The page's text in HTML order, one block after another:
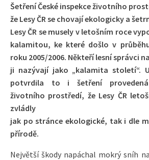
Šetření České inspekce životního
že Lesy ČR se chovají ekologicky a
Lesy ČR se musely v letošním roce
kalamitou, ke které došlo v
roku 2005/2006. Někteří lesní správci
ji nazývají jako „kalamita století“.
potvrdila to i šetření provedená
životního prostředí, že Lesy ČR
zvládly
jak po stránce ekologické, tak i dle
přírodě.
Největší škody napáchal mokrý sníh